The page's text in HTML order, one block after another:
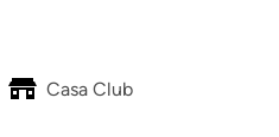
Casa Club